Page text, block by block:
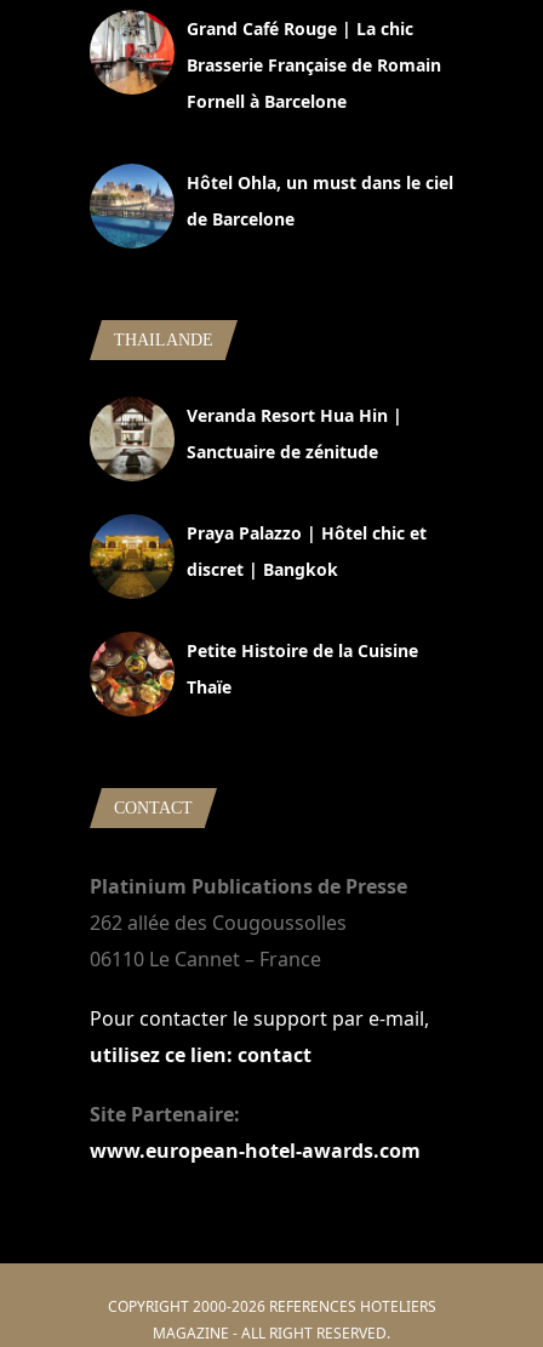
Grand Café Rouge | La chic
Brasserie Française de Romain
Fornell à Barcelone
Hôtel Ohla, un must dans le ciel
de Barcelone
THAILANDE
Veranda Resort Hua Hin |
Sanctuaire de zénitude
Praya Palazzo | Hôtel chic et
discret | Bangkok
Petite Histoire de la Cuisine
Thaïe
CONTACT
Platinium Publications de Presse
262 allée des Cougoussolles
06110 Le Cannet – France
Pour contacter le support par e-mail,
utilisez ce lien: contact
Site Partenaire:
www.european-hotel-awards.com
COPYRIGHT 2000-2026 REFERENCES HOTELIERS
MAGAZINE - ALL RIGHT RESERVED.